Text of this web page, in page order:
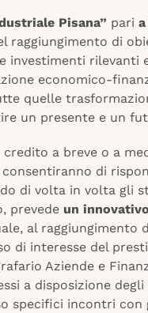
Pisana” pari
raggiungimento di
investimenti rilevanti
economico-
quelle
un presente e un
a breve o a
di
di volta in volta gli
prevede un
al
di interesse del
Aziende e
a disposizione
specifici incontri con